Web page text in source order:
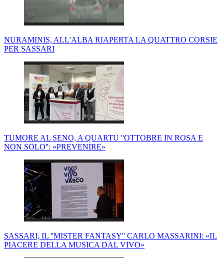
NURAMINIS, ALL'ALBA RIAPERTA LA QUATTRO CORSIE
PER SASSARI
TUMORE AL SENO, A QUARTU ''OTTOBRE IN ROSA E
NON SOLO'': «PREVENIRE»
SASSARI, IL ''MISTER FANTASY'' CARLO MASSARINI: «IL
PIACERE DELLA MUSICA DAL VIVO»